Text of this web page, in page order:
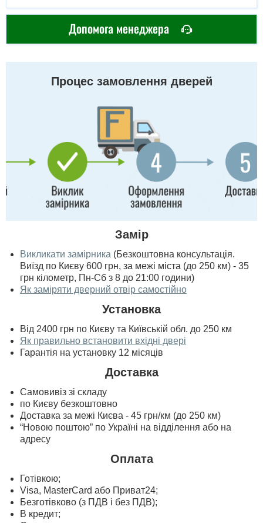
Допомога менеджера
Процес замовлення дверей
Замір
Викликати замірника (Безкоштовна консультація.
Виїзд по Києву 600 грн, за межі міста (до 250 км) - 35
грн кілометр, Пн-Сб з 8 до 21:00 години)
Як заміряти дверний отвір самостійно
Установка
Від 2400 грн по Києву та Київській обл. до 250 км
Як правильно встановити вхідні двері
Гарантія на установку 12 місяців
Доставка
Самовивіз зі складу
по Києву безкоштовно
Доставка за межі Києва - 45 грн/км (до 250 км)
“Новою поштою” по Україні на відділення або на
адресу
Оплата
Готівкою;
Visa, MasterСard або Приват24;
Безготівково (з ПДВ і без ПДВ);
В кредит;